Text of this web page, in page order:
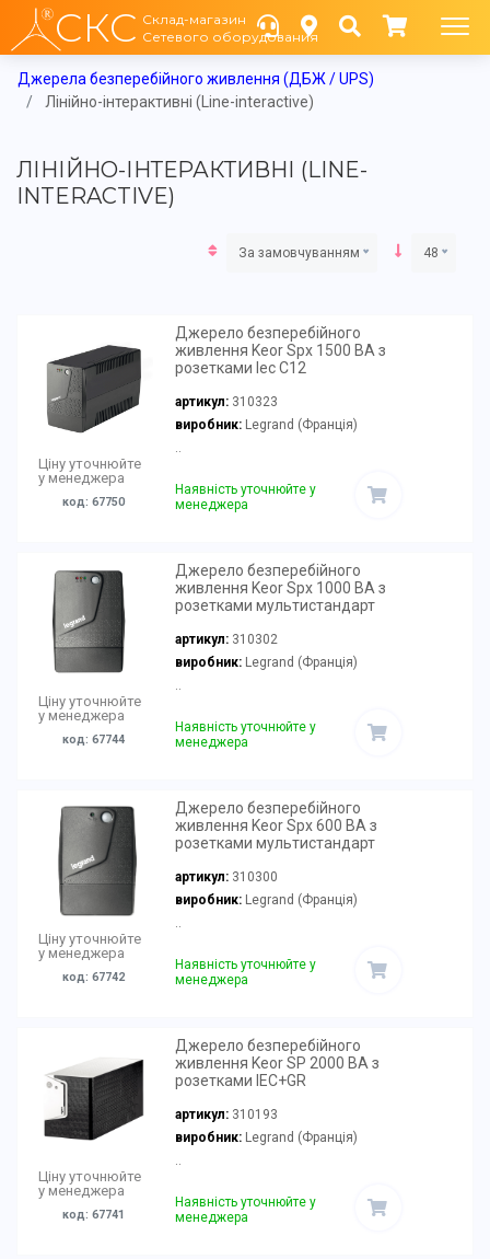
СКС Склад-магазин
Сетевого оборудования
Джерела безперебійного живлення (ДБЖ / UPS)
Лінійно-інтерактивні (Line-interactive)
ЛІНІЙНО-ІНТЕРАКТИВНІ (LINE-
INTERACTIVE)
За замовчуванням 48
Ціну уточнюйте
у менеджера
код: 67750
Джерело безперебійного
живлення Keor Spx 1500 ВА з
розетками Iec C12
артикул: 310323
виробник:Legrand (Франція)
..
Наявність уточнюйте у
менеджера
Ціну уточнюйте
у менеджера
код: 67744
Джерело безперебійного
живлення Keor Spx 1000 ВА з
розетками мультистандарт
артикул: 310302
виробник:Legrand (Франція)
..
Наявність уточнюйте у
менеджера
Ціну уточнюйте
у менеджера
код: 67742
Джерело безперебійного
живлення Keor Spx 600 ВА з
розетками мультистандарт
артикул: 310300
виробник:Legrand (Франція)
..
Наявність уточнюйте у
менеджера
Ціну уточнюйте
у менеджера
код: 67741
Джерело безперебійного
живлення Keor SP 2000 ВА з
розетками IEC+GR
артикул: 310193
виробник:Legrand (Франція)
..
Наявність уточнюйте у
менеджера